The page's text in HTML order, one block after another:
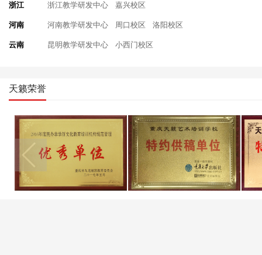
浙江 浙江教学研发中心 嘉兴校区
河南 河南教学研发中心 周口校区 洛阳校区
云南 昆明教学研发中心 小西门校区
天籁荣誉